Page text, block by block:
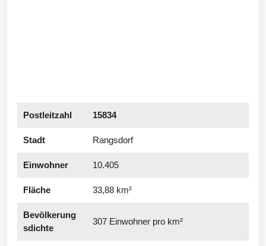
Postleitzahl 15834
Stadt Rangsdorf
Einwohner 10.405
Fläche 33,88 km²
Bevölkerung
s­dichte
307 Einwohner pro km²